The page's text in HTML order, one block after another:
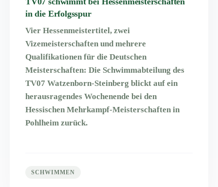
in die Erfolgsspur
Vier Hessenmeistertitel, zwei
Vizemeisterschaften und mehrere
Qualifikationen für die Deutschen
Meisterschaften: Die Schwimmabteilung des
TV07 Watzenborn-Steinberg blickt auf ein
herausragendes Wochenende bei den
Hessischen Mehrkampf-Meisterschaften in
Pohlheim zurück.
SCHWIMMEN